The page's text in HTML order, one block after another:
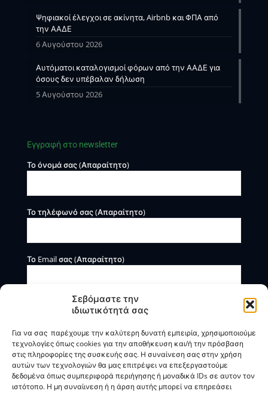
Σεβόμαστε την
ιδιωτικότητά σας
Για να σας παρέχουμε την καλύτερη δυνατή εμπειρία, χρησιμοποιούμε
τεχνολογίες όπως cookies για την αποθήκευση και/ή την πρόσβαση
στις πληροφορίες της συσκευής σας. Η συναίνεση σας στην χρήση
αυτών των τεχνολογιών θα μας επιτρέψει να επεξεργαστούμε
δεδομένα όπως συμπεριφορά περιήγησης ή μοναδικά IDs σε αυτον τον
ιστότοπο. Η μη συναίινεση ή η άρση αυτής μπορεί να επηρεάσει
Ψηφιακοί έλεγχοι σε ακίνητα, Airbnb και ΦΠΑ από
την ΑΑΔΕ
6 Αυγούστου 2026
Αυτόματοι καταλογισμοί φόρων από την ΑΑΔΕ για
όσους δεν υπέβαλαν δήλωση
5 Αυγούστου 2026
Εγγραφή στο newsletter
Το όνομά σας (Απαραίτητο)
Το τηλέφωνό σας (Απαραίτητο)
Το Email σας (Απαραίτητο)
Η BOXmind παρέχει πληροφοριακές και συμβουλευτικές
υπηρεσίες. Δεν προσφέρει υπηρεσίες ρύθμισης ή